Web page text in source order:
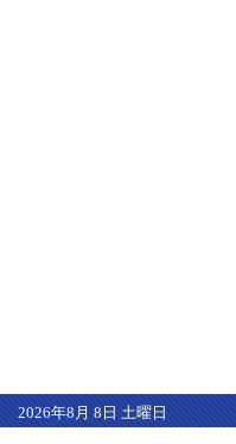
2026年8月 8日 土曜日